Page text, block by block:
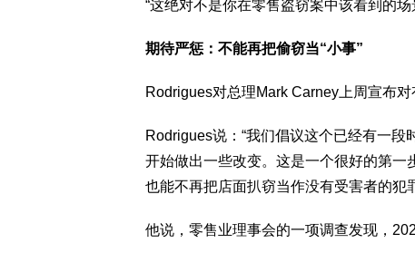
“这绝对不是你在零售盗窃案中该看到的场
期待严惩：不能再把偷窃当“小事”
Rodrigues对总理Mark Carney上周宣布
Rodrigues说：“我们倡议这个已经有一
开始做出一些改变。这是一个很好的第
也能不再把店面扒窃当作没有受害者的犯
他说，零售业理事会的一项调查发现，